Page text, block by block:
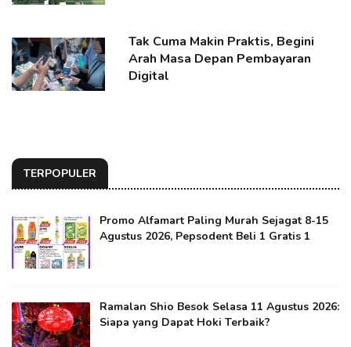
Tak Cuma Makin Praktis, Begini
Arah Masa Depan Pembayaran
Digital
TERPOPULER
Promo Alfamart Paling Murah Sejagat 8-15
Agustus 2026, Pepsodent Beli 1 Gratis 1
Ramalan Shio Besok Selasa 11 Agustus 2026:
Siapa yang Dapat Hoki Terbaik?